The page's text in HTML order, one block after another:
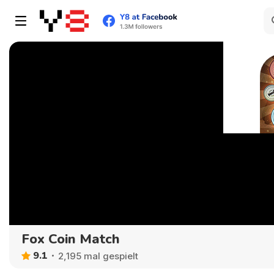
Fox Coin Match
9.1 2,195 mal gespielt